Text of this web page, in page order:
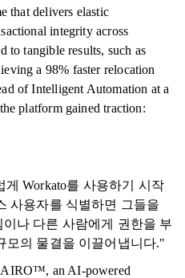
that delivers elastic
integrity across
to tangible results, such as
a 98% faster relocation
of Intelligent Automation at a
platform gained traction:
Workato를 사용하기 시작
사용자를 식별하면 그들을
나 다른 사람에게 권한을 부
모의 물결을 이끌어냅니다."
AIRO™, an AI-powered